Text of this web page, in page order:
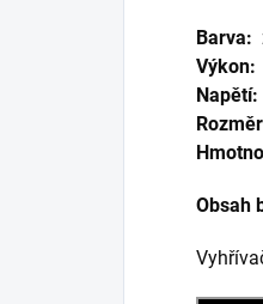
Barva:
Výkon:
Napětí:
Obsah